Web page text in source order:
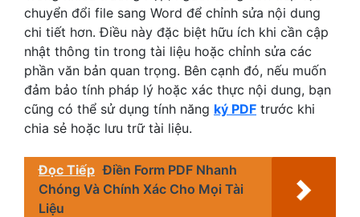
chuyển đổi file sang Word để chỉnh sửa nội dung
chi tiết hơn. Điều này đặc biệt hữu ích khi cần cập
nhật thông tin trong tài liệu hoặc chỉnh sửa các
phần văn bản quan trọng. Bên cạnh đó, nếu muốn
đảm bảo tính pháp lý hoặc xác thực nội dung, bạn
cũng có thể sử dụng tính năng ký PDF trước khi
chia sẻ hoặc lưu trữ tài liệu.
Đọc Tiếp Điền Form PDF Nhanh
Chóng Và Chính Xác Cho Mọi Tài
Liệu